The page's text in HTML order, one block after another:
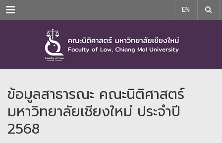
Menu EN
ข้อมูลสาธารณะ คณะนิติศาสตร์
มหาวิทยาลัยเชียงใหม่ ประจำปี
2568